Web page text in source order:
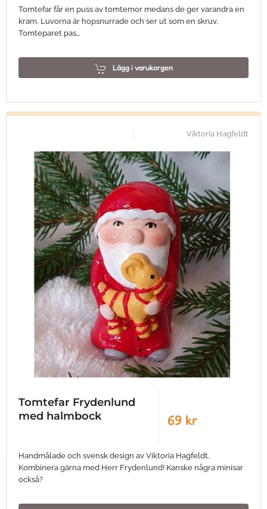
Tomtefar får en puss av tomtemor medans de ger varandra en
kram. Luvorna är hopsnurrade och ser ut som en skruv.
Tomteparet pas…
Lägg i varukorgen
Viktoria Hagfeldt
Tomtefar Frydenlund
med halmbock
69 kr
Handmålade och svensk design av Viktoria Hagfeldt.
Kombinera gärna med Herr Frydenlund! Kanske några minisar
också?